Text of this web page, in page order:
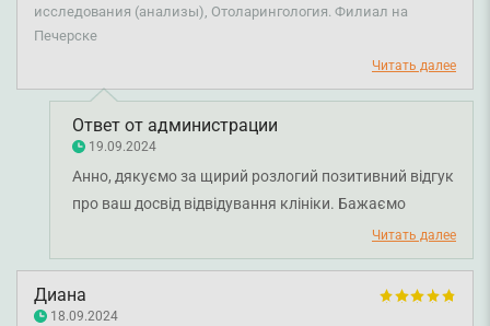
приятные, как люди. Медсестры очень милые. Педиатрия,
гинекология, гастроэнтерология, гастроскопия во сне,
анализы, отоларингология, кардиология и т. д.. Всегда
выхожу с понимаем, что делать и как решить проблему в
кратчайшие сроки. Ничего лишнего не назначают и
заботятся о своём клиенте. Для полного удобства было
бы супер сделать еще и парковку :)
исследования (анализы), Отоларингология. Филиал на
Печерске
Читать далее
Ответ от администрации
19.09.2024
Анно, дякуємо за щирий розлогий позитивний відгук
про ваш досвід відвідування клініки. Бажаємо
Читать далее
Диана
18.09.2024